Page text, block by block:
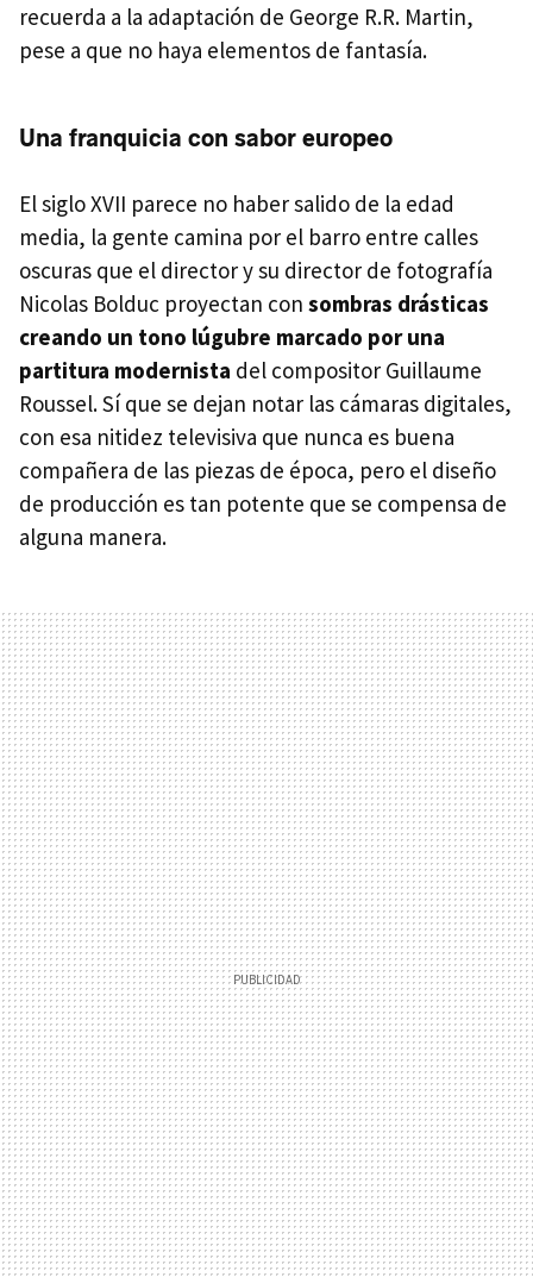
recuerda a la adaptación de George R.R. Martin,
pese a que no haya elementos de fantasía.
Una franquicia con sabor europeo
El siglo XVII parece no haber salido de la edad
media, la gente camina por el barro entre calles
oscuras que el director y su director de fotografía
Nicolas Bolduc proyectan con sombras drásticas
creando un tono lúgubre marcado por una
partitura modernista del compositor Guillaume
Roussel. Sí que se dejan notar las cámaras digitales,
con esa nitidez televisiva que nunca es buena
compañera de las piezas de época, pero el diseño
de producción es tan potente que se compensa de
alguna manera.